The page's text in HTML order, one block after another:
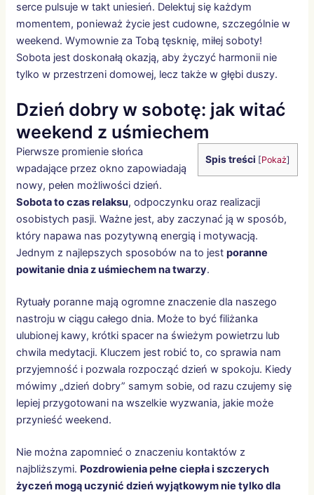
serce pulsuje w takt uniesień. Delektuj się każdym
momentem, ponieważ życie jest cudowne, szczególnie w
weekend. Wymownie za Tobą tęsknię, miłej soboty!
Sobota jest doskonałą okazją, aby życzyć harmonii nie
tylko w przestrzeni domowej, lecz także w głębi duszy.
Dzień dobry w sobotę: jak witać
weekend z uśmiechem
Spis treści [Pokaż]
Pierwsze promienie słońca
wpadające przez okno zapowiadają
nowy, pełen możliwości dzień.
Sobota to czas relaksu, odpoczynku oraz realizacji
osobistych pasji. Ważne jest, aby zaczynać ją w sposób,
który napawa nas pozytywną energią i motywacją.
Jednym z najlepszych sposobów na to jest poranne
powitanie dnia z uśmiechem na twarzy.
Rytuały poranne mają ogromne znaczenie dla naszego
nastroju w ciągu całego dnia. Może to być filiżanka
ulubionej kawy, krótki spacer na świeżym powietrzu lub
chwila medytacji. Kluczem jest robić to, co sprawia nam
przyjemność i pozwala rozpocząć dzień w spokoju. Kiedy
mówimy „dzień dobry” samym sobie, od razu czujemy się
lepiej przygotowani na wszelkie wyzwania, jakie może
przynieść weekend.
Nie można zapomnieć o znaczeniu kontaktów z
najbliższymi. Pozdrowienia pełne ciepła i szczerych
życzeń mogą uczynić dzień wyjątkowym nie tylko dla